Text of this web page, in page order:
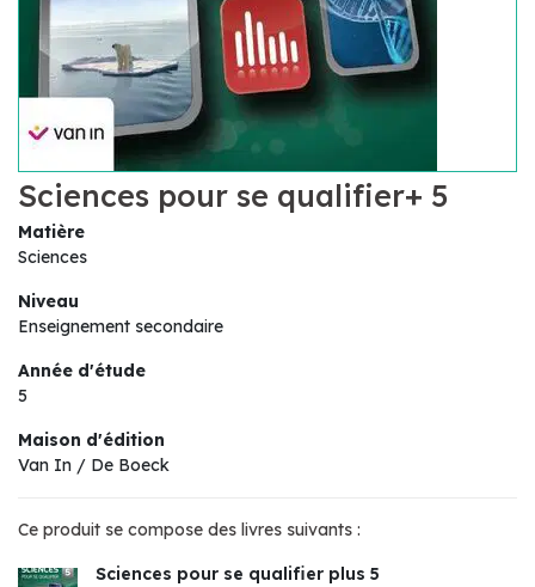
Sciences pour se qualifier+ 5
Matière
Sciences
Niveau
Enseignement secondaire
Année d'étude
5
Maison d'édition
Van In / De Boeck
Ce produit se compose des livres suivants :
Sciences pour se qualifier plus 5